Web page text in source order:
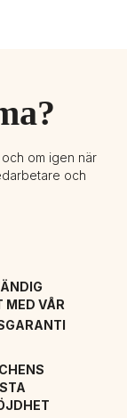
om igen när
och
MED VÅR